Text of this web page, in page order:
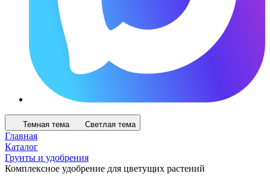
Темная тема Светлая тема
Главная
Каталог
Грунты и удобрения
Комплексное удобрение для цветущих растений